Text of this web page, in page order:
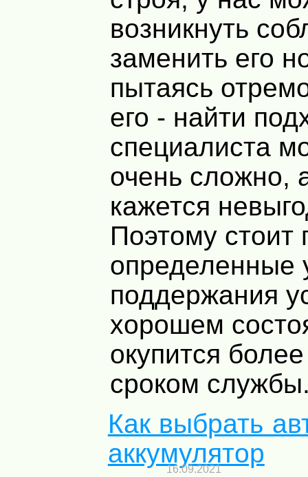
возникнуть
заменить его
пытаясь
его - найти
специалиста
очень сложно,
кажется
Поэтому стоит
определенные
поддержания
хорошем
окупится
сроком
Как выбрать
аккумулятор
16.09.2021